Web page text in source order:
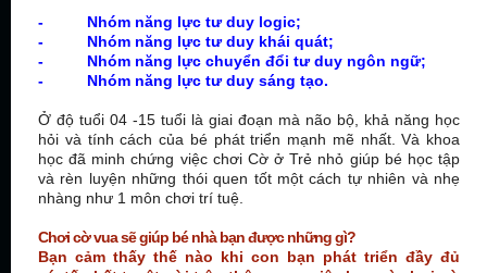
- Nhóm năng lực tư duy logic;
- Nhóm năng lực tư duy khái quát;
- Nhóm năng lực chuyển đổi tư duy ngôn ngữ;
- Nhóm năng lực tư duy sáng tạo.
Ở độ tuổi 04 -15 tuổi là giai đoạn mà não bộ, khả năng học
hỏi và tính cách của bé phát triển mạnh mẽ nhất. Và khoa
học đã minh chứng việc chơi Cờ ở Trẻ nhỏ giúp bé học tập
và rèn luyện những thói quen tốt một cách tự nhiên và nhẹ
nhàng như 1 môn chơi trí tuệ.
Chơi cờ vua sẽ giúp bé nhà bạn được những gì?
Bạn cảm thấy thế nào khi con bạn phát triển đầy đủ